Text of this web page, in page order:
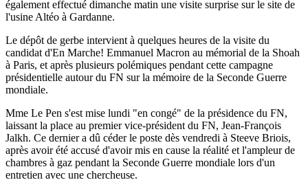
également effectué dimanche matin une visite surprise sur le site de
l'usine Altéo à Gardanne.
Le dépôt de gerbe intervient à quelques heures de la visite du
candidat d'En Marche! Emmanuel Macron au mémorial de la Shoah
à Paris, et après plusieurs polémiques pendant cette campagne
présidentielle autour du FN sur la mémoire de la Seconde Guerre
mondiale.
Mme Le Pen s'est mise lundi "en congé" de la présidence du FN,
laissant la place au premier vice-président du FN, Jean-François
Jalkh. Ce dernier a dû céder le poste dès vendredi à Steeve Briois,
après avoir été accusé d'avoir mis en cause la réalité et l'ampleur de
chambres à gaz pendant la Seconde Guerre mondiale lors d'un
entretien avec une chercheuse.